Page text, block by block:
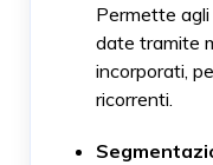
Permette
date tramite
incorporati,
ricorrenti.